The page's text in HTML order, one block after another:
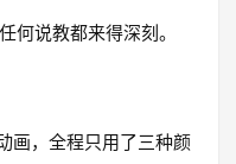
何说教都来得深刻。
画，全程只用了三种颜